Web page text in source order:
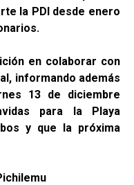
la PDI desde enero
en colaborar con
informando además
13 de diciembre
para la Playa
y que la próxima